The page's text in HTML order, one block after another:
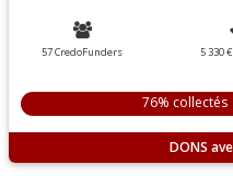
57 CredoFunders 5 330 €
76% collectés
DONS